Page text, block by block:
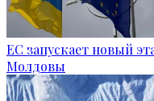
ЕС запускает новый
Молдовы